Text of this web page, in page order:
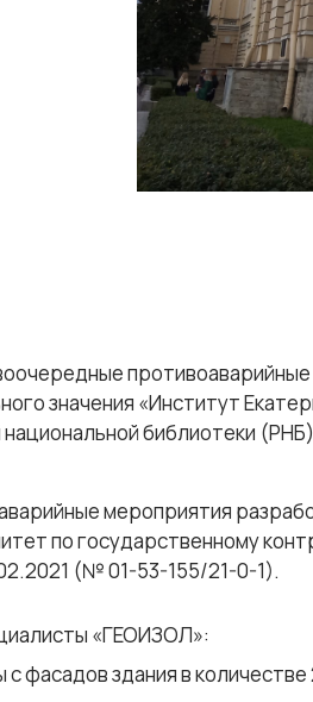
значения «Институт
библиотеки
мероприятия
по государственному
(№ 01-53-155/21-0-1).
«ГЕОИЗОЛ»:
здания в количестве